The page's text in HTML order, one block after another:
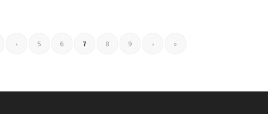
‹ 5 6 7 8 9 › »